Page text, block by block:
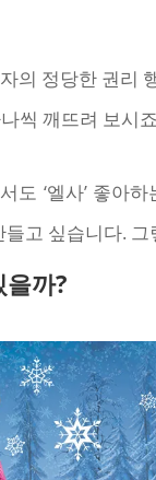
의 정당한 권리
씩 깨뜨려 보시
‘엘사’ 좋아하
고 싶습니다.
까?